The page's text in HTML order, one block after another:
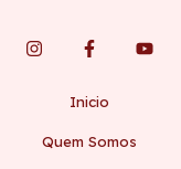
Inicio
Quem Somos